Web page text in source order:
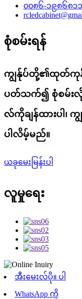
၀၀၈၆-၁၉၈၆၈၁
စုံစမ်းရန်
ကျွန်ုပ်တို့၏ထုတ်ကုန်မျ
ပတ်သက်၍ စုံစမ်းလို
လ်ကိုချန်ထားပါ၊
ပါလိမ့်မည်။
ယခုမေးမြန်းပါ
လူမှုရေး
အီးမေးလ်ပို။ ပါ
WhatsApp ကို